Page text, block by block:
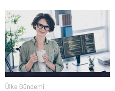
Ülke Gündemi